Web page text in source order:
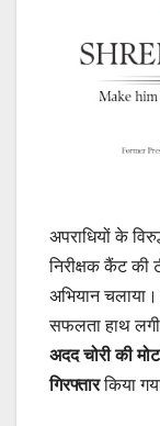
अपराधियों के
निरीक्षक कैंट की
अभियान
सफलता हाथ
अदद चोरी की
गिरफ्तारकिया